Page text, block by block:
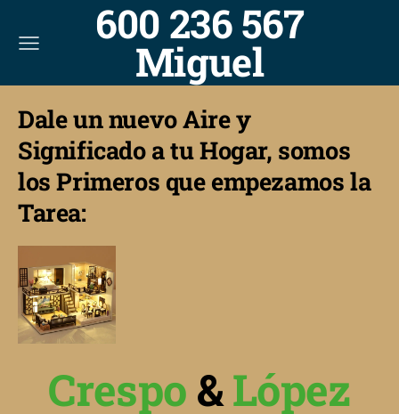
600 236 567
Miguel
Dale un nuevo Aire y
Significado a tu Hogar, somos
los Primeros que empezamos la
Tarea:
Crespo &López